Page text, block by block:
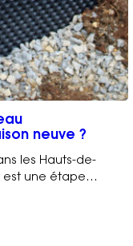
neuve ?
les Hauts-de-
est une étape…